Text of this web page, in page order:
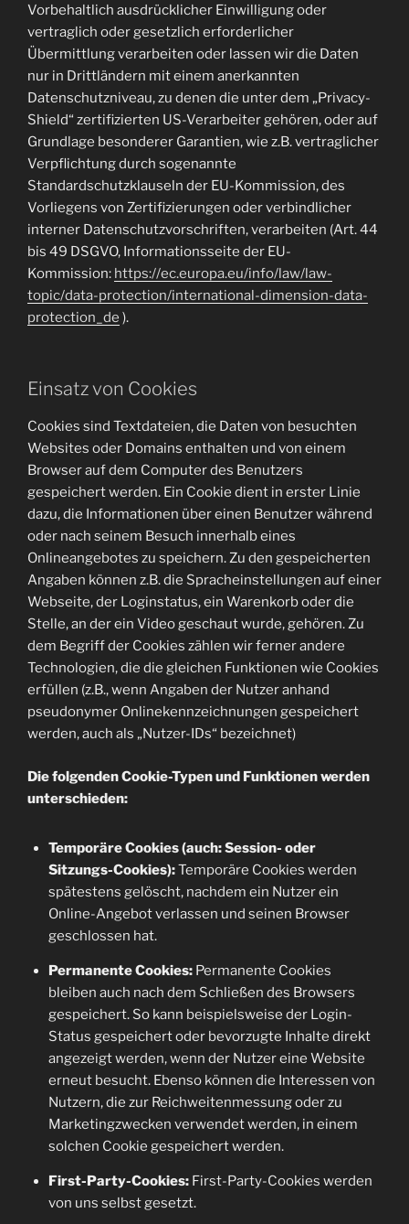
Vorbehaltlich ausdrücklicher Einwilligung oder
vertraglich oder gesetzlich erforderlicher
Übermittlung verarbeiten oder lassen wir die Daten
nur in Drittländern mit einem anerkannten
Datenschutzniveau, zu denen die unter dem „Privacy-
Shield“ zertifizierten US-Verarbeiter gehören, oder auf
Grundlage besonderer Garantien, wie z.B. vertraglicher
Verpflichtung durch sogenannte
Standardschutzklauseln der EU-Kommission, des
Vorliegens von Zertifizierungen oder verbindlicher
interner Datenschutzvorschriften, verarbeiten (Art. 44
bis 49 DSGVO, Informationsseite der EU-
Kommission: https://ec.europa.eu/info/law/law-
topic/data-protection/international-dimension-data-
protection_de ).
Einsatz von Cookies
Cookies sind Textdateien, die Daten von besuchten
Websites oder Domains enthalten und von einem
Browser auf dem Computer des Benutzers
gespeichert werden. Ein Cookie dient in erster Linie
dazu, die Informationen über einen Benutzer während
oder nach seinem Besuch innerhalb eines
Onlineangebotes zu speichern. Zu den gespeicherten
Angaben können z.B. die Spracheinstellungen auf einer
Webseite, der Loginstatus, ein Warenkorb oder die
Stelle, an der ein Video geschaut wurde, gehören. Zu
dem Begriff der Cookies zählen wir ferner andere
Technologien, die die gleichen Funktionen wie Cookies
erfüllen (z.B., wenn Angaben der Nutzer anhand
pseudonymer Onlinekennzeichnungen gespeichert
werden, auch als „Nutzer-IDs“ bezeichnet)
Die folgenden Cookie-Typen und Funktionen werden
unterschieden:
Temporäre Cookies (auch: Session- oder
Sitzungs-Cookies):Temporäre Cookies werden
spätestens gelöscht, nachdem ein Nutzer ein
Online-Angebot verlassen und seinen Browser
geschlossen hat.
Permanente Cookies:Permanente Cookies
bleiben auch nach dem Schließen des Browsers
gespeichert. So kann beispielsweise der Login-
Status gespeichert oder bevorzugte Inhalte direkt
angezeigt werden, wenn der Nutzer eine Website
erneut besucht. Ebenso können die Interessen von
Nutzern, die zur Reichweitenmessung oder zu
Marketingzwecken verwendet werden, in einem
solchen Cookie gespeichert werden.
First-Party-Cookies:First-Party-Cookies werden
von uns selbst gesetzt.